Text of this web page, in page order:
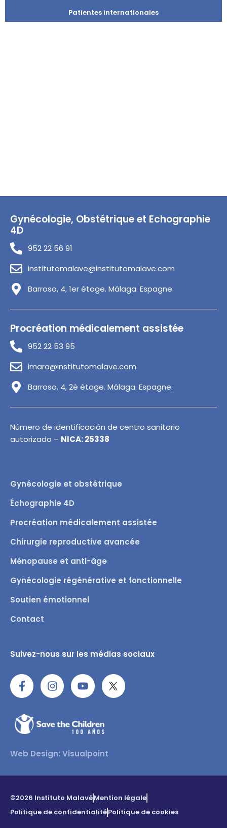
Patientes internationales
Gynécologie, Obstétrique et Echographie
4D
952 22 56 91
institutomalave@institutomalave.com
Barroso, 4, 1er étage. Málaga. Espagne.
Procréation médicalement assistée
952 22 53 95
imara@institutomalave.com
Barroso, 4, 2è étage. Málaga. Espagne.
Número de identificación de centro sanitario
autorizado – NICA: 25338
Gynécologie et obstétrique
Échographie 4D
Procréation médicalement assistée
Chirurgie reproductive avancée
Ménopause et anti-âge
Gynécologie régénérative et fonctionnelle
Soutien émotionnel
Contact
Suivez-nous sur les médias sociaux
Web Design: Visualpoint
©2026 Instituto MalavéMention légale
Politique de confidentialitéPolitique de cookies